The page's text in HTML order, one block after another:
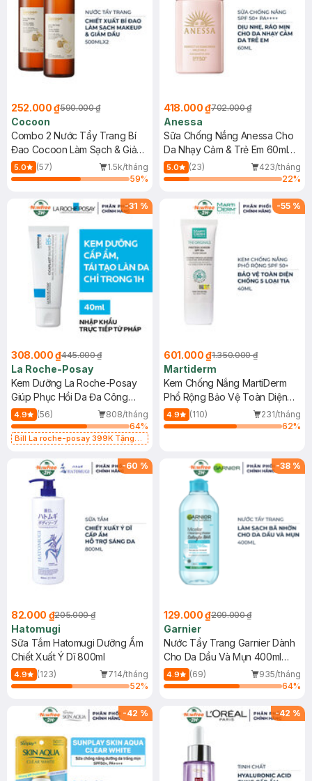
252.000 ₫590.000 ₫
Cocoon
Combo 2 Nước Tẩy Trang Bí
Đao Cocoon Làm Sạch & Giảm
Dầu 500ml
5.0 (57)
1.5k/tháng
59%
418.000 ₫702.000 ₫
Anessa
Sữa Chống Nắng Anessa Cho
Da Nhạy Cảm & Trẻ Em 60ml
(Mới)
5.0 (23)
423/tháng
22%
-31 %
308.000 ₫445.000 ₫
La Roche-Posay
Kem Dưỡng La Roche-Posay
Giúp Phục Hồi Da Đa Công
Dụng 40ml
4.9 (56)
808/tháng
64%
Bill La roche-posay 399K Tặng
(SL có hạn)
-55 %
601.000 ₫1.350.000 ₫
Martiderm
Kem Chống Nắng MartiDerm
Phổ Rộng Bảo Vệ Toàn Diện
40ml
4.9 (110)
231/tháng
62%
-60 %
82.000 ₫205.000 ₫
Hatomugi
Sữa Tắm Hatomugi Dưỡng Ẩm
Chiết Xuất Ý Dĩ 800ml
4.9 (123)
714/tháng
52%
-38 %
129.000 ₫209.000 ₫
Garnier
Nước Tẩy Trang Garnier Dành
Cho Da Dầu Và Mụn 400ml
(Mới)
4.9 (69)
935/tháng
64%
-42 % -42 %